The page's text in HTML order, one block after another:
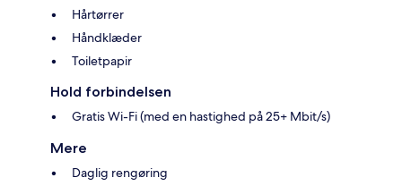
Hårtørrer
Håndklæder
Toiletpapir
Hold forbindelsen
Gratis Wi-Fi (med en hastighed på 25+ Mbit/s)
Mere
Daglig rengøring